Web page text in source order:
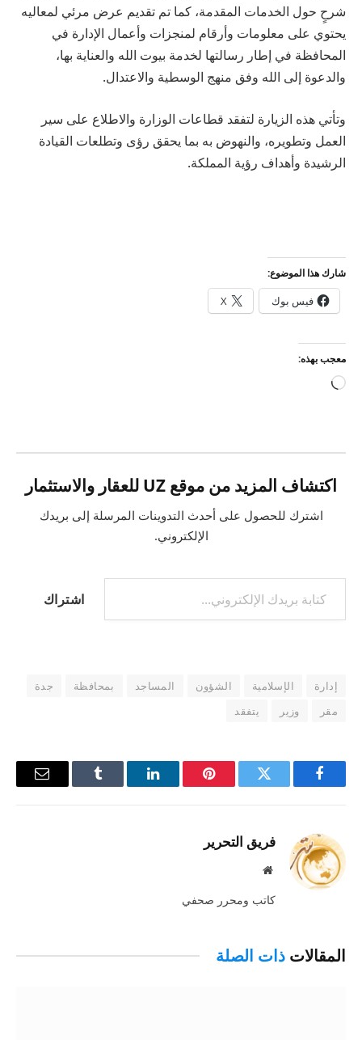
شرحٍ حول الخدمات المقدمة، كما تم تقديم عرض مرئي لمعاليه
يحتوي على معلومات وأرقام لمنجزات وأعمال الإدارة في
المحافظة في إطار رسالتها لخدمة بيوت الله والعناية بها،
والدعوة إلى الله وفق منهج الوسطية والاعتدال.
وتأتي هذه الزيارة لتفقد قطاعات الوزارة والاطلاع على سير
العمل وتطويره، والنهوض به بما يحقق رؤى وتطلعات القيادة
الرشيدة وأهداف رؤية المملكة.
شارك هذا الموضوع:
فيس بوك X
معجب بهذه:
جاري
اكتشاف المزيد من موقع UZ للعقار والاستثمار
اشترك للحصول على أحدث التدوينات المرسلة إلى بريدك
الإلكتروني.
كتابة بريدك الإلكتروني...
اشتراك
إدارة الإسلامية الشؤون المساجد بمحافظة
جدة
مقر
وزير يتفقد
فيسبوك تويتر بينتيريستلينكدإن Tumblr
البريد
فريق التحرير
موقع
كاتب ومحرر صحفي
المقالات ذات الصلة